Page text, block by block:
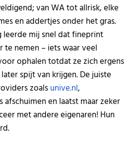
van WA tot allrisk, elke
en addertjes onder het gras.
leerde mij snel dat fineprint
te nemen – iets waar veel
ophalen totdat ze zich ergens
spijt van krijgen. De juiste
zoals unive.nl,
en laatst maar zeker
met andere eigenaren! Hun